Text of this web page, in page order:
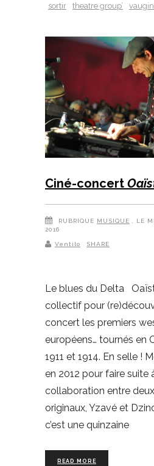
sortir
theatre group’
Ciné-concert
RUBRIQUE MUSIQUE
, LE
2016
Ventilo SHARE
Le blues du Delta
collectif pour
concert les premiers
européens… tournés en
1911 et 1914. En selle !
en 2012 pour faire suite
collaboration entre
originaux, Yzavé et
c’est une quinzaine
READ MORE